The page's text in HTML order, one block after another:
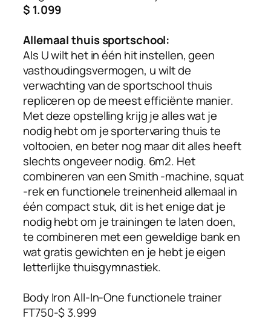
$ 1.099
Allemaal thuis sportschool:
Als U wilt het in één hit instellen, geen
vasthoudingsvermogen, u wilt de
verwachting van de sportschool thuis
repliceren op de meest efficiënte manier.
Met deze opstelling krijg je alles wat je
nodig hebt om je sportervaring thuis te
voltooien, en beter nog maar dit alles heeft
slechts ongeveer nodig. 6m2. Het
combineren van een Smith -machine, squat
-rek en functionele treinenheid allemaal in
één compact stuk, dit is het enige dat je
nodig hebt om je trainingen te laten doen,
te combineren met een geweldige bank en
wat gratis gewichten en je hebt je eigen
letterlijke thuisgymnastiek.
Body Iron All-In-One functionele trainer
FT750-$ 3.999